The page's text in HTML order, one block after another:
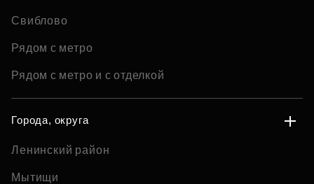
Свиблово
Рядом с метро
Рядом с метро и с отделкой
Города, округа
Ленинский район
Мытищи